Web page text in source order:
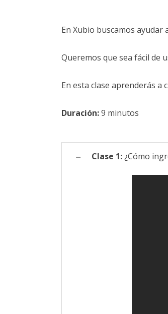
En Xubio buscamos ayudar
Queremos que sea fácil de
En esta clase aprenderás a
Duración:9 minutos
Clase 1:¿Cómo